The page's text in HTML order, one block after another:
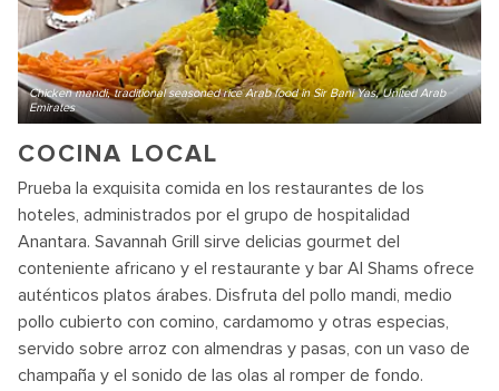
Chicken mandi, traditional seasoned rice Arab food in Sir Bani Yas, United Arab
Emirates
COCINA LOCAL
Prueba la exquisita comida en los restaurantes de los
hoteles, administrados por el grupo de hospitalidad
Anantara. Savannah Grill sirve delicias gourmet del
conteniente africano y el restaurante y bar Al Shams ofrece
auténticos platos árabes. Disfruta del pollo mandi, medio
pollo cubierto con comino, cardamomo y otras especias,
servido sobre arroz con almendras y pasas, con un vaso de
champaña y el sonido de las olas al romper de fondo.